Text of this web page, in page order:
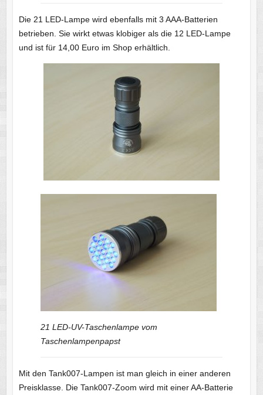
Die 21 LED-Lampe wird ebenfalls mit 3 AAA-Batterien
betrieben. Sie wirkt etwas klobiger als die 12 LED-Lampe
und ist für 14,00 Euro im Shop erhältlich.
21 LED-UV-Taschenlampe vom
Taschenlampenpapst
Mit den Tank007-Lampen ist man gleich in einer anderen
Preisklasse. Die Tank007-Zoom wird mit einer AA-Batterie